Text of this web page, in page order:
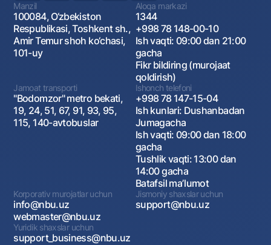
Manzil
100084, O‘zbekiston
Respublikasi, Toshkent sh.,
Amir Temur shoh ko‘chasi,
101-uy
Aloqa markazi
1344
+998 78 148-00-10
Ish vaqti: 09:00 dan 21:00
gacha
Fikr bildiring (murojaat
qoldirish)
Jamoat transporti
"Bodomzor" metro bekati,
19, 24, 51, 67, 91, 93, 95,
115, 140-avtobuslar
Ishonch telefoni
+998 78 147-15-04
Ish kunlari: Dushanbadan
Jumagacha
Ish vaqti: 09:00 dan 18:00
gacha
Tushlik vaqti: 13:00 dan
14:00 gacha
Batafsil maʼlumot
Korporativ murojatlar uchun
info@nbu.uz
webmaster@nbu.uz
Jismoniy shaxslar uchun
support@nbu.uz
Yuridik shaxslar uchun
support_business@nbu.uz